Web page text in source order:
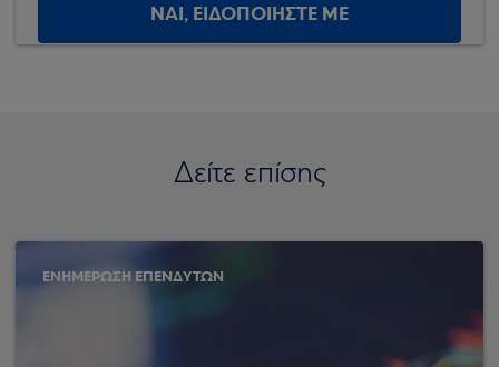
ΝΑΙ, ΕΙΔΟΠΟΙΗΣΤΕ ΜΕ
Δείτε επίσης
ΕΝΗΜΕΡΩΣΗ ΕΠΕΝΔΥΤΩΝ